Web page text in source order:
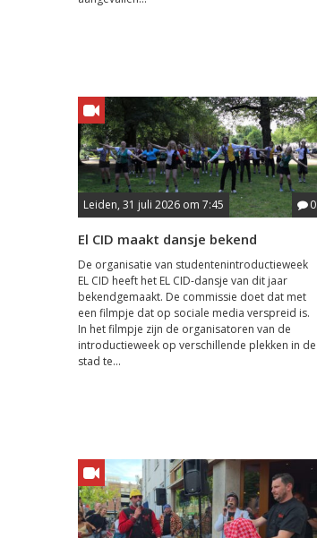
Leiden, 31 juli 2026 om 7:45 0
El CID maakt dansje bekend
De organisatie van studentenintroductieweek
EL CID heeft het EL CID-dansje van dit jaar
bekendgemaakt. De commissie doet dat met
een filmpje dat op sociale media verspreid is.
In het filmpje zijn de organisatoren van de
introductieweek op verschillende plekken in de
stad te...